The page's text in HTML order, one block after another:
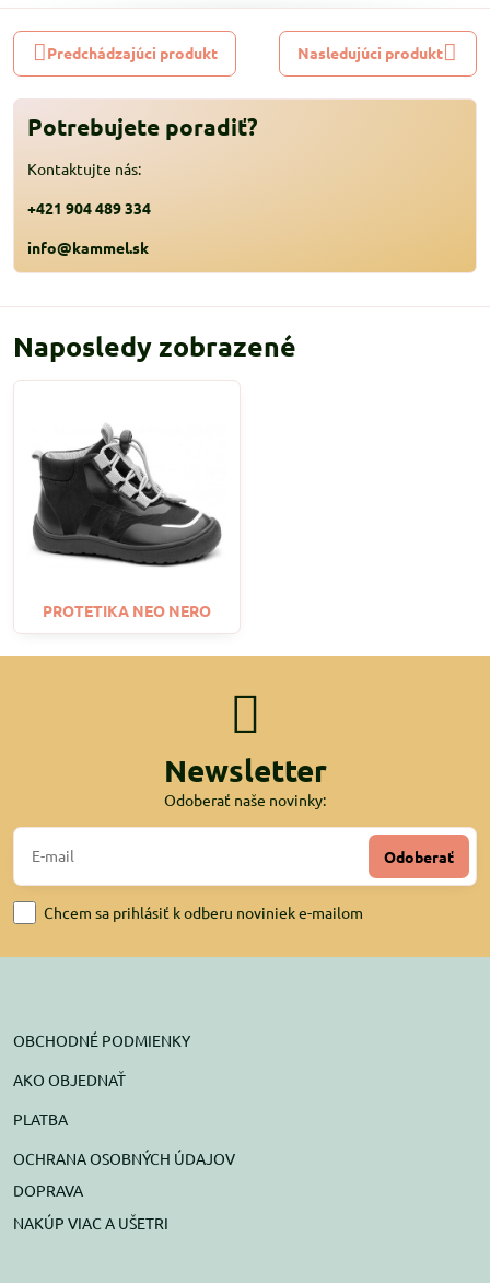
Predchádzajúci produkt Nasledujúci produkt
Potrebujete poradiť?
Kontaktujte nás:
+421 904 489 334
info@kammel.sk
Naposledy zobrazené
PROTETIKA NEO NERO
Newsletter
Odoberať naše novinky:
Odoberať
Chcem sa prihlásiť k odberu noviniek e-mailom
OBCHODNÉ PODMIENKY
AKO OBJEDNAŤ
PLATBA
OCHRANA OSOBNÝCH ÚDAJOV
DOPRAVA
NAKÚP VIAC A UŠETRI